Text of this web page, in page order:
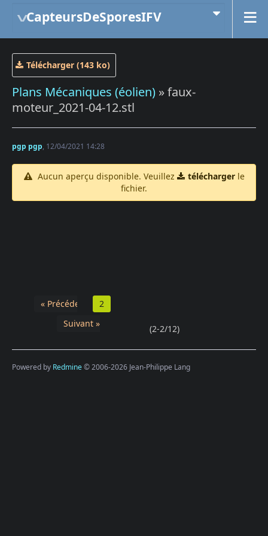
CapteursDeSporesIFV
Télécharger (143 ko)
Plans Mécaniques (éolien) » faux-
moteur_2021-04-12.stl
pgp pgp, 12/04/2021 14:28
Aucun aperçu disponible. Veuillez téléchargerle
fichier.
« Précédent
2
Suivant »
(2-2/12)
Powered by Redmine© 2006-2026 Jean-Philippe Lang